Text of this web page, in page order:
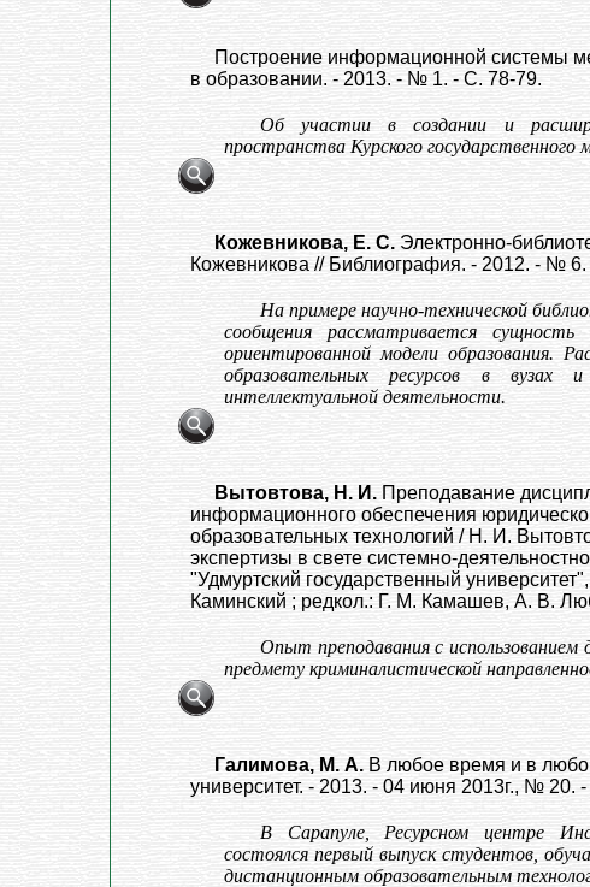
Построение информационной системы
в образовании. - 2013. - № 1. - С. 78-79.
Об участии в создании и
пространства Курского государственного
Кожевникова, Е. С. Электронно-
Кожевникова // Библиография. - 2012. - № 6.
На примере научно-технической
сообщения рассматривается
ориентированной модели образования.
образовательных ресурсов в вузах
интеллектуальной деятельности.
Вытовтова, Н. И. Преподавание
информационного обеспечения
образовательных технологий / Н. И.
экспертизы в свете системно-
"Удмуртский государственный
Каминский ; редкол.: Г. М. Камашев, А. В.
Опыт преподавания с
предмету криминалистической
Галимова, М. А. В любое время и в
университет. - 2013. - 04 июня 2013г., № 20.
В Сарапуле, Ресурсном центре
состоялся первый выпуск студентов,
дистанционным образовательным